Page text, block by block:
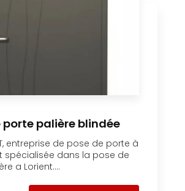
porte palière blindée
entreprise de pose de porte à
spécialisée dans la pose de
a Lorient....